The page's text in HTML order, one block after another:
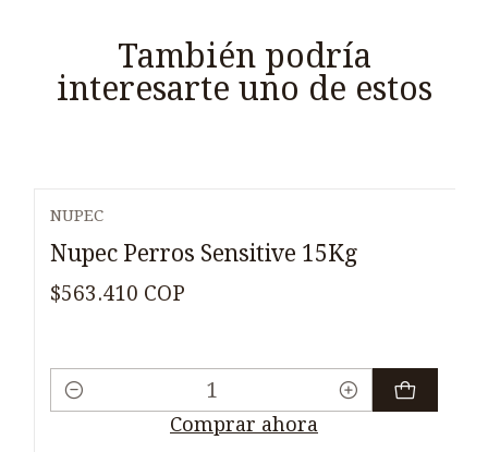
También podría
interesarte uno de estos
NUPEC
Nupec Perros Sensitive 15Kg
$563.410 COP
Cantidad
Comprar ahora